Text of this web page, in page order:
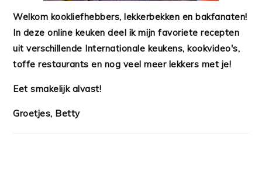
Welkom kookliefhebbers, lekkerbekken en bakfanaten!
In deze online keuken deel ik mijn favoriete recepten
uit verschillende Internationale keukens, kookvideo's,
toffe restaurants en nog veel meer lekkers met je!
Eet smakelijk alvast!
Groetjes, Betty